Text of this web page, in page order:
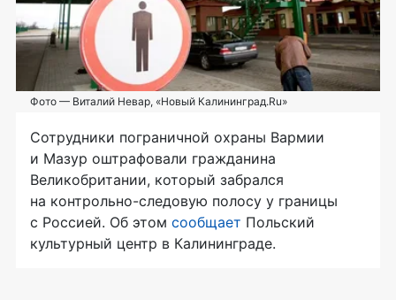
Фото — Виталий Невар, «Новый Калининград.Ru»
Сотрудники пограничной охраны Вармии
и Мазур оштрафовали гражданина
Великобритании, который забрался
на контрольно-следовую полосу у границы
с Россией. Об этом сообщает Польский
культурный центр в Калининграде.